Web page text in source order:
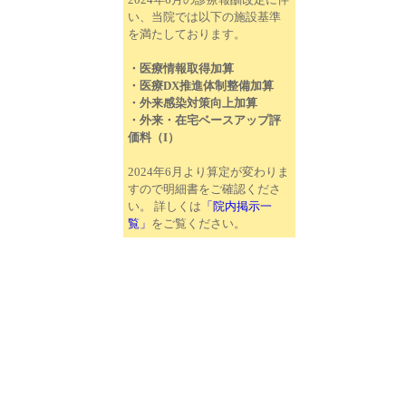
い、当院では以下の施設基準
を満たしております。
・医療情報取得加算
・医療DX推進体制整備加算
・外来感染対策向上加算
・外来・在宅ベースアップ評
価料（I）
2024年6月より算定が変わりま
すので明細書をご確認くださ
い。 詳しくは 「院内掲示一
覧」 をご覧ください。